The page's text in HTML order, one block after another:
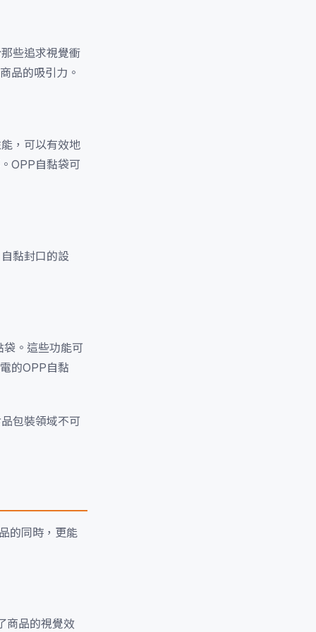
些追求視覺衝
品的吸引力。
，可以有效地
OPP自黏袋可
黏封口的設
。這些功能可
的OPP自黏
包裝領域不可
的同時，更能
商品的視覺效